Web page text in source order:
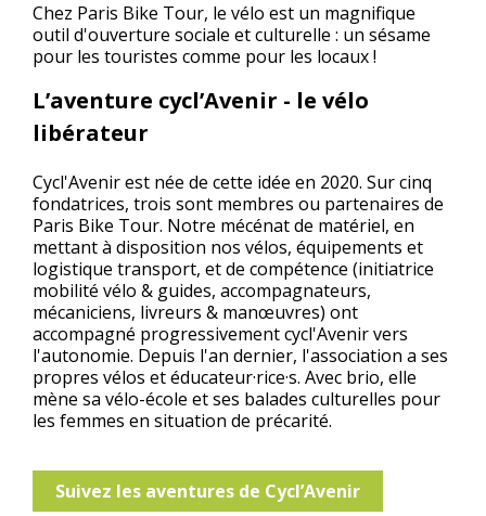
Chez Paris Bike Tour, le vélo est un magnifique
outil d'ouverture sociale et culturelle : un sésame
pour les touristes comme pour les locaux !
L’aventure cycl’Avenir - le vélo
libérateur
Cycl'Avenir est née de cette idée en 2020. Sur cinq
fondatrices, trois sont membres ou partenaires de
Paris Bike Tour. Notre mécénat de matériel, en
mettant à disposition nos vélos, équipements et
logistique transport, et de compétence (initiatrice
mobilité vélo & guides, accompagnateurs,
mécaniciens, livreurs & manœuvres) ont
accompagné progressivement cycl'Avenir vers
l'autonomie. Depuis l'an dernier, l'association a ses
propres vélos et éducateur·rice·s. Avec brio, elle
mène sa vélo-école et ses balades culturelles pour
les femmes en situation de précarité.
Suivez les aventures de Cycl’Avenir